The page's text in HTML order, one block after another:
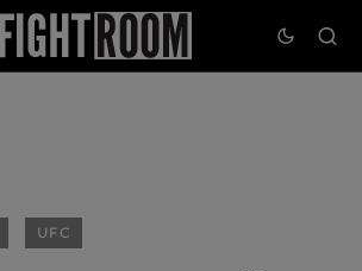
UFC